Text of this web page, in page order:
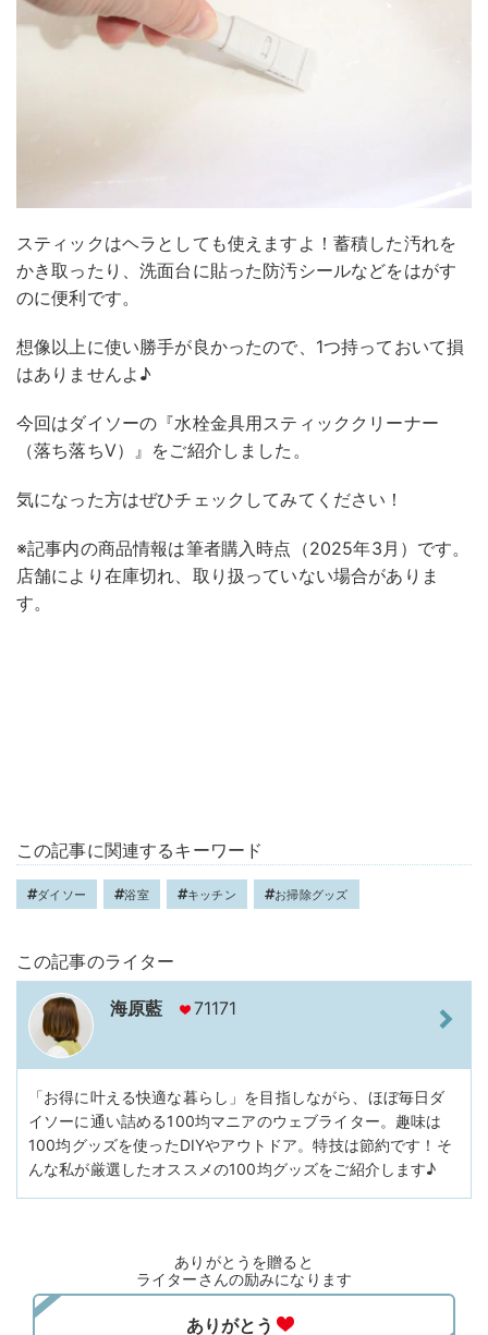
スティックはヘラとしても使えますよ！蓄積した汚れを
かき取ったり、洗面台に貼った防汚シールなどをはがす
のに便利です。
想像以上に使い勝手が良かったので、1つ持っておいて損
はありませんよ♪
今回はダイソーの『水栓金具用スティッククリーナー
（落ち落ちV）』をご紹介しました。
気になった方はぜひチェックしてみてください！
※記事内の商品情報は筆者購入時点（2025年3月）です。
店舗により在庫切れ、取り扱っていない場合がありま
す。
この記事に関連するキーワード
ダイソー 浴室 キッチン お掃除グッズ
この記事のライター
海原藍 71171
「お得に叶える快適な暮らし」を目指しながら、ほぼ毎日ダ
イソーに通い詰める100均マニアのウェブライター。趣味は
100均グッズを使ったDIYやアウトドア。特技は節約です！そ
んな私が厳選したオススメの100均グッズをご紹介します♪
ありがとうを贈ると
ライターさんの励みになります